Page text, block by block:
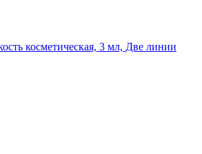
косметическая, 3 мл, Две линии